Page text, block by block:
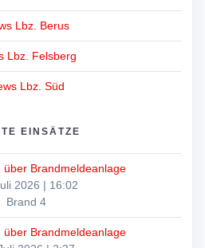
Lbz. Berus
Lbz. Felsberg
Lbz. Süd
EINSÄTZE
über Brandmeldeanlage
2026 | 16:02
Brand 4
über Brandmeldeanlage